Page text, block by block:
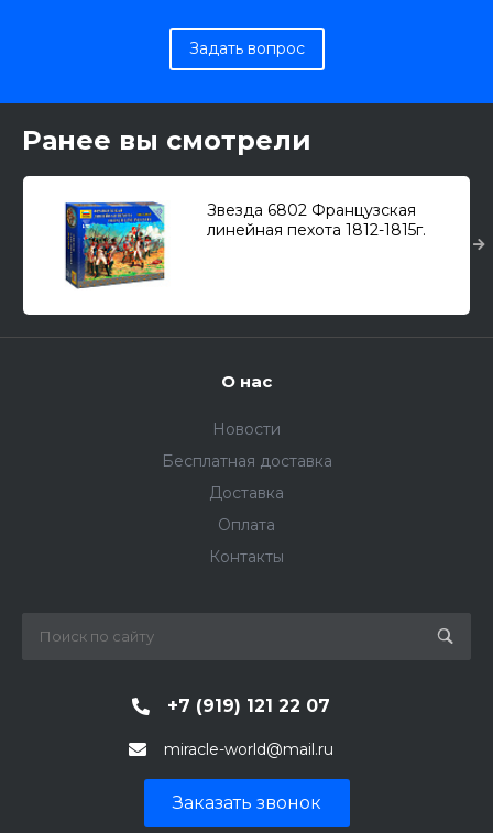
Задать вопрос
Ранее вы смотрели
Звезда 6802 Французская
линейная пехота 1812-1815г.
О нас
Новости
Бесплатная доставка
Доставка
Оплата
Контакты
+7 (919) 121 22 07
miracle-world@mail.ru
Заказать звонок